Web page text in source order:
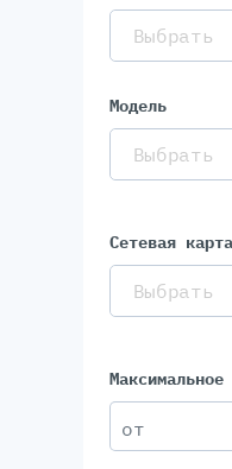
Выбрать
Модель
Выбрать
Сетевая карта
Выбрать